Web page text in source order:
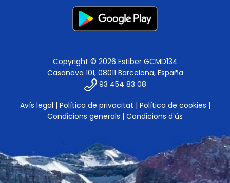
Copyright © 2026 Estiber GCMD134
Casanova 101, 08011 Barcelona, España
93 454 83 08
Avís legal | Política de privacitat | Política de cookies |
Condicions generals | Condicions d'ús